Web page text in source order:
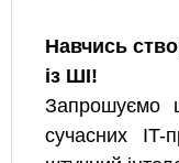
Навчись
із ШІ!
Запрошуємо
сучасних IT-